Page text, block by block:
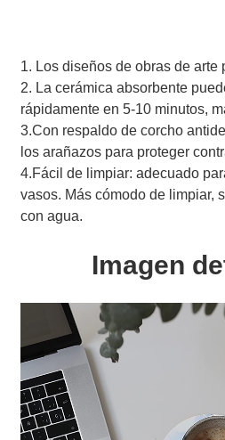
1. Los diseños de obras de arte
2. La cerámica absorbente
rápidamente en 5-10 minutos,
3.Con respaldo de corcho
los arañazos para proteger
4.Fácil de limpiar: adecuado
vasos. Más cómodo de limpiar,
con agua.
Imagen